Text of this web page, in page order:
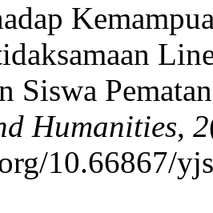
Siswa
Humanities, 2
10.66867/